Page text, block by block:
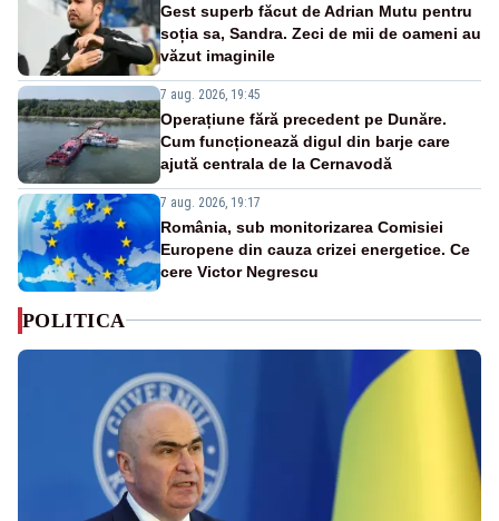
Gest superb făcut de Adrian Mutu pentru
soția sa, Sandra. Zeci de mii de oameni au
văzut imaginile
7 aug. 2026, 19:45
Operațiune fără precedent pe Dunăre.
Cum funcționează digul din barje care
ajută centrala de la Cernavodă
7 aug. 2026, 19:17
România, sub monitorizarea Comisiei
Europene din cauza crizei energetice. Ce
cere Victor Negrescu
POLITICA